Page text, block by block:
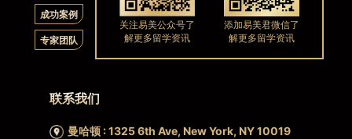
成功案例
专家团队
联系我们
曼哈顿 : 1325 6th Ave, New York, NY 10019
关注易美公众号了
解更多留学资讯
添加易美君微信了
解更多留学资讯